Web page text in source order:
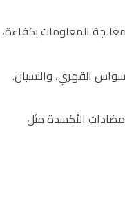
المعلومات بكفاءة،
القهري، والنسيان.
مضادات الأكسدة مثل